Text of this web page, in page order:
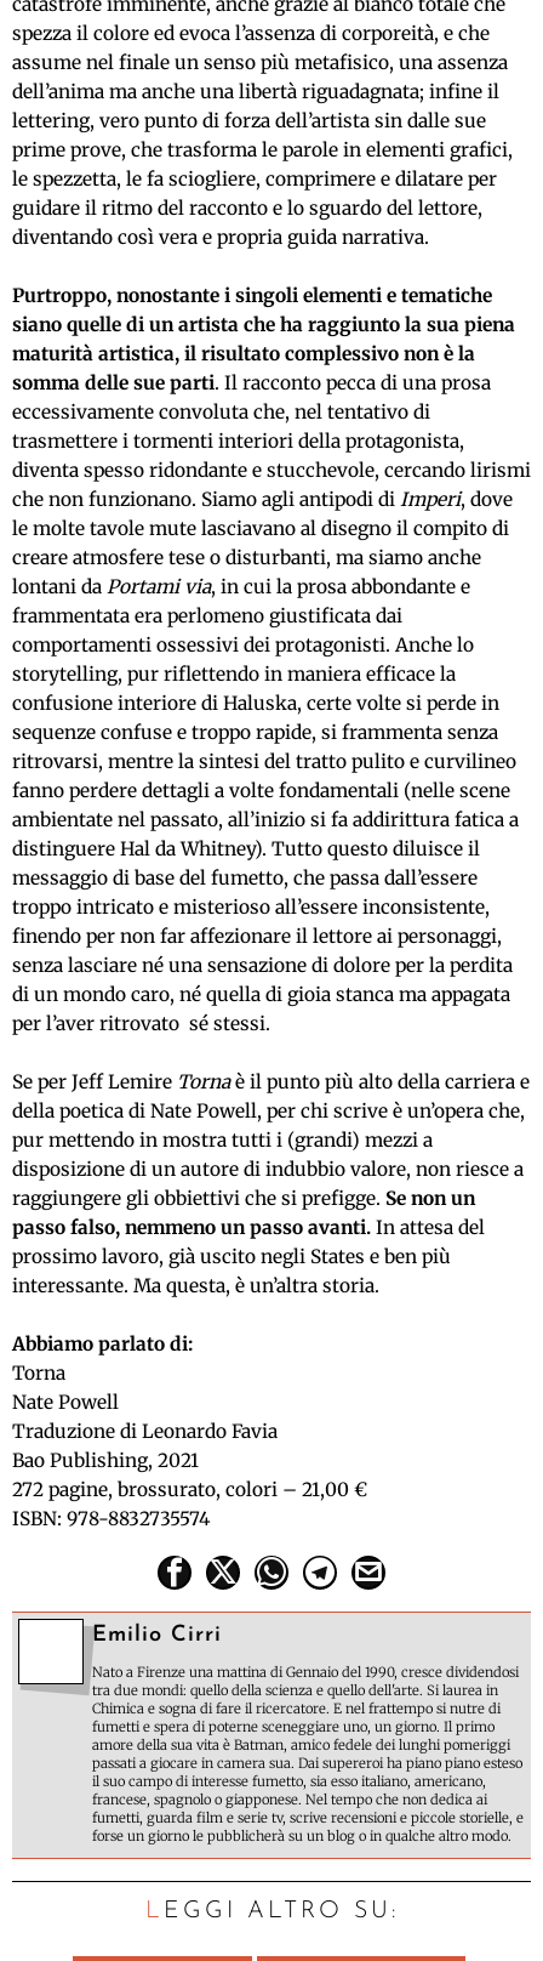
spezza il colore ed evoca l’assenza di corporeità, e che
assume nel finale un senso più metafisico, una assenza
dell’anima ma anche una libertà riguadagnata; infine il
lettering, vero punto di forza dell’artista sin dalle sue
prime prove, che trasforma le parole in elementi grafici,
le spezzetta, le fa sciogliere, comprimere e dilatare per
guidare il ritmo del racconto e lo sguardo del lettore,
diventando così vera e propria guida narrativa.
Purtroppo, nonostante i singoli elementi e tematiche
siano quelle di un artista che ha raggiunto la sua piena
maturità artistica, il risultato complessivo non è la
somma delle sue parti. Il racconto pecca di una prosa
eccessivamente convoluta che, nel tentativo di
trasmettere i tormenti interiori della protagonista,
diventa spesso ridondante e stucchevole, cercando lirismi
che non funzionano. Siamo agli antipodi di Imperi, dove
le molte tavole mute lasciavano al disegno il compito di
creare atmosfere tese o disturbanti, ma siamo anche
lontani da Portami via, in cui la prosa abbondante e
frammentata era perlomeno giustificata dai
comportamenti ossessivi dei protagonisti. Anche lo
storytelling, pur riflettendo in maniera efficace la
confusione interiore di Haluska, certe volte si perde in
sequenze confuse e troppo rapide, si frammenta senza
ritrovarsi, mentre la sintesi del tratto pulito e curvilineo
fanno perdere dettagli a volte fondamentali (nelle scene
ambientate nel passato, all’inizio si fa addirittura fatica a
distinguere Hal da Whitney). Tutto questo diluisce il
messaggio di base del fumetto, che passa dall’essere
troppo intricato e misterioso all’essere inconsistente,
finendo per non far affezionare il lettore ai personaggi,
senza lasciare né una sensazione di dolore per la perdita
di un mondo caro, né quella di gioia stanca ma appagata
per l’aver ritrovato sé stessi.
Se per Jeff Lemire Tornaè il punto più alto della carriera e
della poetica di Nate Powell, per chi scrive è un’opera che,
pur mettendo in mostra tutti i (grandi) mezzi a
disposizione di un autore di indubbio valore, non riesce a
raggiungere gli obbiettivi che si prefigge. Se non un
passo falso, nemmeno un passo avanti. In attesa del
prossimo lavoro, già uscito negli States e ben più
interessante. Ma questa, è un’altra storia.
Abbiamo parlato di:
Torna
Nate Powell
Traduzione di Leonardo Favia
Bao Publishing, 2021
272 pagine, brossurato, colori – 21,00 €
ISBN: 978-8832735574
Emilio Cirri
Nato a Firenze una mattina di Gennaio del 1990, cresce dividendosi
tra due mondi: quello della scienza e quello dell'arte. Si laurea in
Chimica e sogna di fare il ricercatore. E nel frattempo si nutre di
fumetti e spera di poterne sceneggiare uno, un giorno. Il primo
amore della sua vita è Batman, amico fedele dei lunghi pomeriggi
passati a giocare in camera sua. Dai supereroi ha piano piano esteso
il suo campo di interesse fumetto, sia esso italiano, americano,
francese, spagnolo o giapponese. Nel tempo che non dedica ai
fumetti, guarda film e serie tv, scrive recensioni e piccole storielle, e
forse un giorno le pubblicherà su un blog o in qualche altro modo.
LEGGI ALTRO SU: